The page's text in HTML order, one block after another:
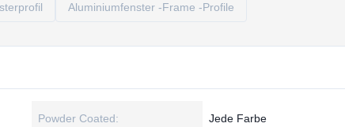
Aluminiumfenster -Frame -Profile
Powder Coated: Jede Farbe